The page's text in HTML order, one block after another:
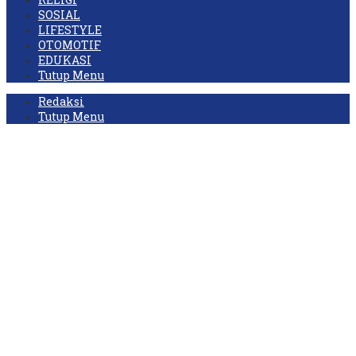
SOSIAL
LIFESTYLE
OTOMOTIF
EDUKASI
Tutup Menu
Redaksi
Tutup Menu